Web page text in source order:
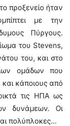
προξενείο ήταν
με την
Πύργους.
του Stevens,
του, και στο
ομάδων που
και κάποιους από
τις ΗΠΑ ως
δυνάμεων. Οι
πολύπλοκες…